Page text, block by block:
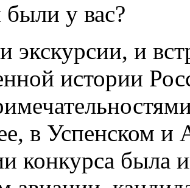
у вас?
экскурсии, и
истории
в Успенском и
конкурса была